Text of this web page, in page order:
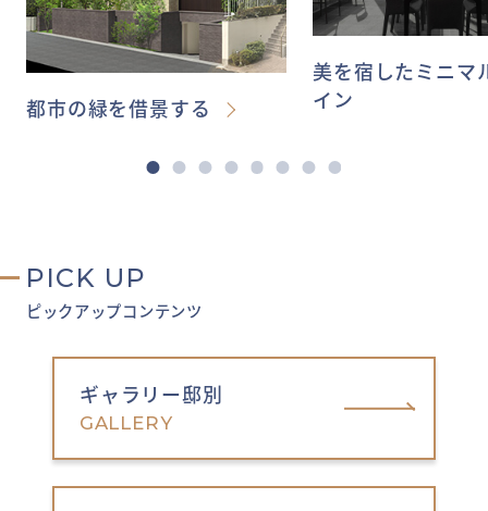
都市の緑を借景する
美を宿したミニマ
イン
PICK UP
ピックアップコンテンツ
ギャラリー邸別
GALLERY